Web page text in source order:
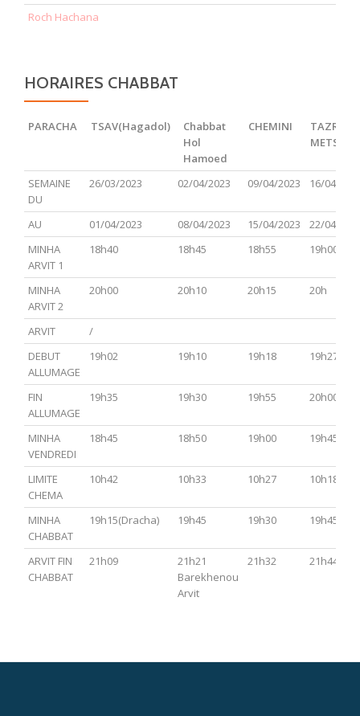
Roch Hachana
HORAIRES CHABBAT
PARACHA TSAV(Hagadol)
Chabbat
Hol
Hamoed
CHEMINI
TAZRIA
PARACHA TSAV(Hagadol)
Chabbat
Hamoed
CHEMINI
TAZRIA
SEMAINE
DU
26/03/2023 02/04/2023 09/04/2023 16/04/
AU 01/04/2023 08/04/2023 15/04/2023
22/04/
MINHA
ARVIT 1
18h40 18h45 18h55 19h00
MINHA
ARVIT 2
20h00 20h10 20h15 20h
ARVIT
/
DEBUT
ALLUMAGE
19h02 19h10 19h18 19h27
FIN
ALLUMAGE
19h35 19h30 19h55 20h00
MINHA
VENDREDI
18h45 18h50 19h00 19h45
LIMITE
CHEMA
10h42 10h33 10h27 10h18
MINHA
CHABBAT
19h15(Dracha) 19h45 19h30 19h45
ARVIT FIN
CHABBAT
21h09
21h21
Barekhenou
Arvit
21h32 21h44